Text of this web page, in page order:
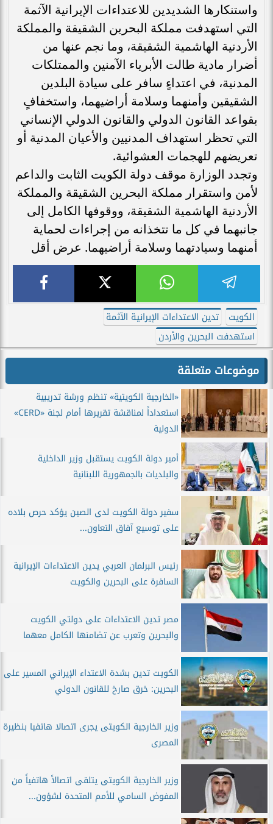
واستنكارها الشديدين للاعتداءات الإيرانية الآثمة
التي استهدفت مملكة البحرين الشقيقة والمملكة
الأردنية الهاشمية الشقيقة، وما نجم عنها من
أضرار مادية طالت الأبرياء الآمنين والممتلكات
المدنية، في اعتداءٍ سافر على سيادة البلدين
الشقيقين وأمنهما وسلامة أراضيهما، واستخفافٍ
بقواعد القانون الدولي والقانون الدولي الإنساني
التي تحظر استهداف المدنيين والأعيان المدنية أو
تعريضهم للهجمات العشوائية.
وتجدد الوزارة موقف دولة الكويت الثابت والداعم
لأمن واستقرار مملكة البحرين الشقيقة والمملكة
الأردنية الهاشمية الشقيقة، ووقوفها الكامل إلى
جانبهما في كل ما تتخذانه من إجراءات لحماية
أمنهما وسيادتهما وسلامة أراضيهما. عرض أقل
الكويت
تدين الاعتداءات الإيرانية الآثمة
استهدفت البحرين والأردن
موضوعات متعلقة
«الخارجية الكويتية» تنظم ورشة تدريبية
استعداداً لمناقشة تقريرها أمام لجنة «CERD»
الدولية
أمير دولة الكويت يستقبل وزير الداخلية
والبلديات بالجمهورية اللبنانية
سفير دولة الكويت لدى الصين يؤكد حرص بلاده
على توسيع آفاق التعاون...
رئيس البرلمان العربي يدين الاعتداءات الإيرانية
السافرة على البحرين والكويت
مصر تدين الاعتداءات على دولتي الكويت
والبحرين وتعرب عن تضامنها الكامل معهما
الكويت تدين بشدة الاعتداء الإيراني المسير على
البحرين: خرق صارخ للقانون الدولي
وزير الخارجية الكويتى يجرى اتصالا هاتفيا بنظيرة
المصرى
وزير الخارجية الكويتى يتلقى اتصالاً هاتفياً من
المفوض السامي للأمم المتحدة لشؤون...